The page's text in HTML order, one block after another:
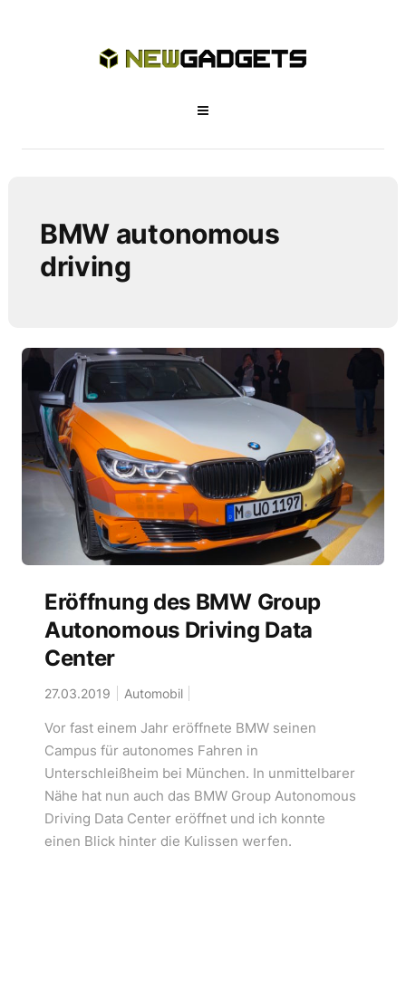
BMW autonomous
driving
Eröffnung des BMW Group
Autonomous Driving Data
Center
27.03.2019 Automobil
Vor fast einem Jahr eröffnete BMW seinen
Campus für autonomes Fahren in
Unterschleißheim bei München. In unmittelbarer
Nähe hat nun auch das BMW Group Autonomous
Driving Data Center eröffnet und ich konnte
einen Blick hinter die Kulissen werfen.